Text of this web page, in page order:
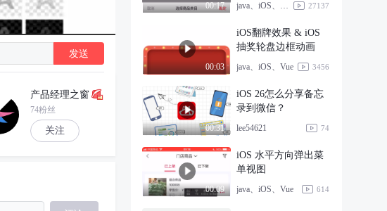
发送
产品经理之窗
74粉丝
关注
00:17 27137
00:03
iOS翻牌效果 & iOS
抽奖轮盘边框动画
java、iOS、Vue 3456
00:31
iOS 26怎么分享备忘
录到微信？
lee54621 74
00:09
iOS 水平方向弹出菜
单视图
java、iOS、Vue 614